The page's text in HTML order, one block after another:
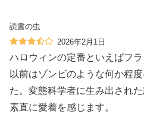
読書の虫
2026年2月1日
ハロウィンの定番といえばフ
以前はゾンビのような何か程
た。変態科学者に生み出され
素直に愛着を感じます。